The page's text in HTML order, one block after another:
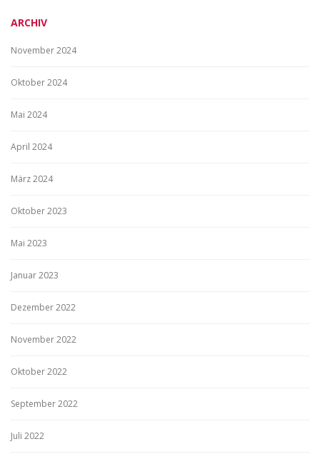
ARCHIV
November 2024
Oktober 2024
Mai 2024
April 2024
März 2024
Oktober 2023
Mai 2023
Januar 2023
Dezember 2022
November 2022
Oktober 2022
September 2022
Juli 2022